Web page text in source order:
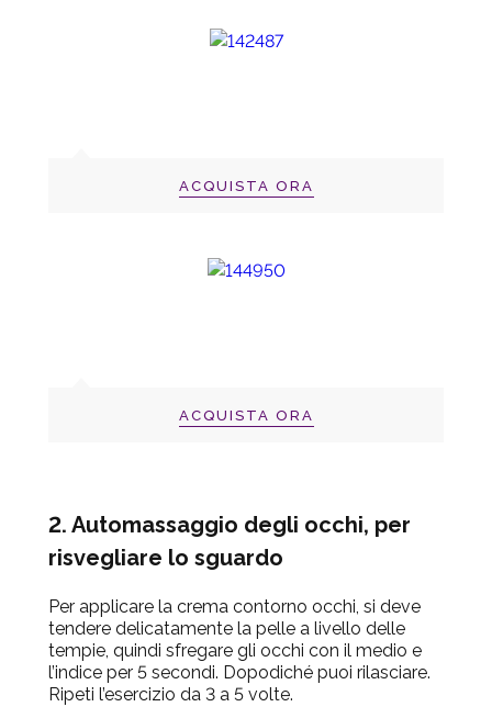
ACQUISTA ORA
ACQUISTA ORA
2. Automassaggio degli occhi, per
risvegliare lo sguardo
Per applicare la crema contorno occhi, si deve
tendere delicatamente la pelle a livello delle
tempie, quindi sfregare gli occhi con il medio e
l’indice per 5 secondi. Dopodiché puoi rilasciare.
Ripeti l’esercizio da 3 a 5 volte.